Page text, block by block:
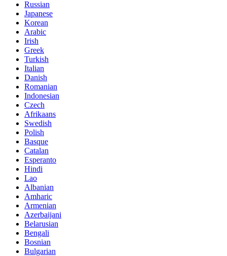
Russian
Japanese
Korean
Arabic
Irish
Greek
Turkish
Italian
Danish
Romanian
Indonesian
Czech
Afrikaans
Swedish
Polish
Basque
Catalan
Esperanto
Hindi
Lao
Albanian
Amharic
Armenian
Azerbaijani
Belarusian
Bengali
Bosnian
Bulgarian